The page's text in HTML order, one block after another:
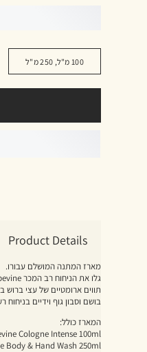
100 מ"ל, 250 מ"ל
Product Details
מארז המתנה המושלם עבורו.
גלו את הניחוח רב המכר Cypress & Grapevine .
תווים ארומטיים של עצי ברוש
בושם וסבון גוף וידיים
המארז כולל:
Cologne Intense 100ml
Body & Hand Wash 250ml